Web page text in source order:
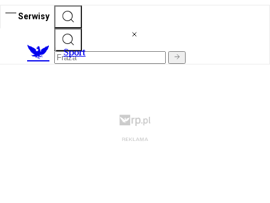
Serwisy
Sport